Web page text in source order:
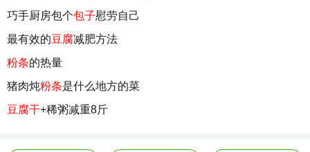
巧手厨房包个包子慰劳自己
最有效的豆腐减肥方法
粉条的热量
猪肉炖粉条是什么地方的菜
豆腐干+稀粥减重8斤